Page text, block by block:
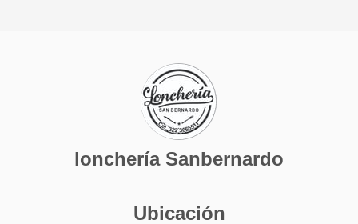
lonchería Sanbernardo
Ubicación